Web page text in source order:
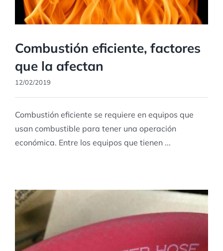
Combustión eficiente, factores
que la afectan
12/02/2019
Combustión eficiente se requiere en equipos que
usan combustible para tener una operación
económica. Entre los equipos que tienen ...